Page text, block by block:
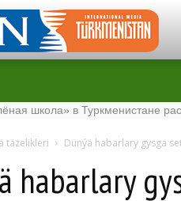
в Туркменистане расширяет
täzelikleri Dün­ýä ha­bar­la­ry gys­ga
ha­bar­la­ry